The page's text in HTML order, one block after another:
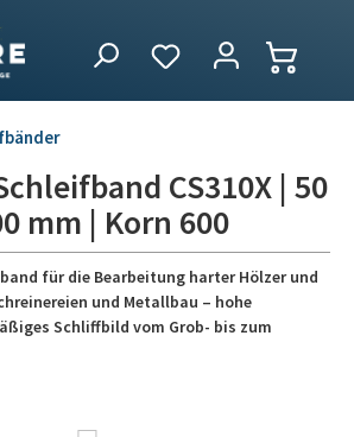
CS310X | 50
mm | Korn 600
für die Bearbeitung harter Hölzer und
und Metallbau – hohe
Schliffbild vom Grob- bis zum